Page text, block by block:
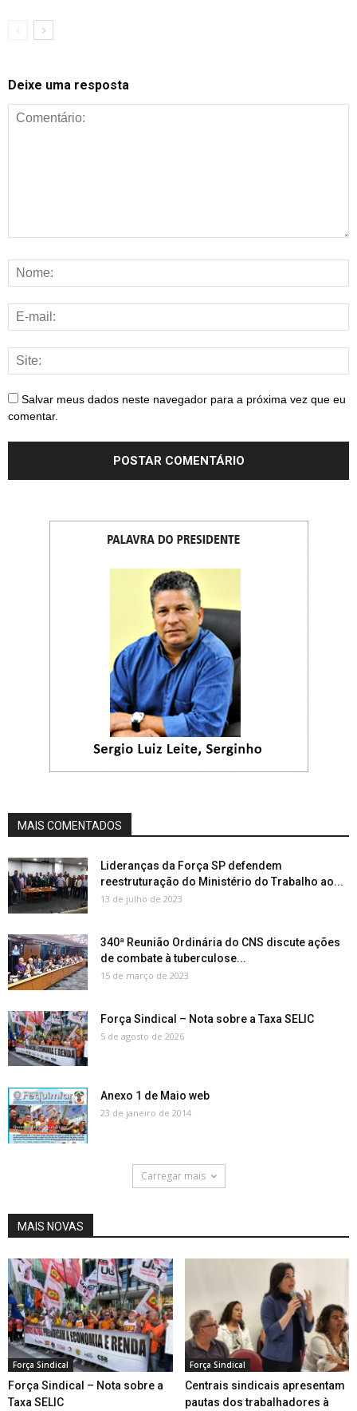
Deixe uma resposta
Salvar meus dados neste navegador para a próxima vez que eu
comentar.
MAIS COMENTADOS
Lideranças da Força SP defendem
reestruturação do Ministério do Trabalho ao...
13 de julho de 2023
340ª Reunião Ordinária do CNS discute ações
de combate à tuberculose...
15 de março de 2023
Força Sindical – Nota sobre a Taxa SELIC
5 de agosto de 2026
Anexo 1 de Maio web
23 de janeiro de 2014
Carregar mais
MAIS NOVAS
Força Sindical
Força Sindical – Nota sobre a
Taxa SELIC
Força Sindical
Centrais sindicais apresentam
pautas dos trabalhadores à